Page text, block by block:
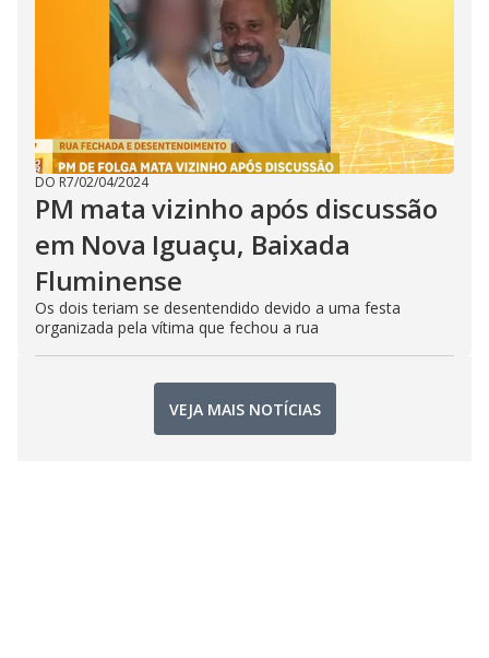
DO R7/02/04/2024
PM mata vizinho após discussão
em Nova Iguaçu, Baixada
Fluminense
Os dois teriam se desentendido devido a uma festa
organizada pela vítima que fechou a rua
VEJA MAIS NOTÍCIAS